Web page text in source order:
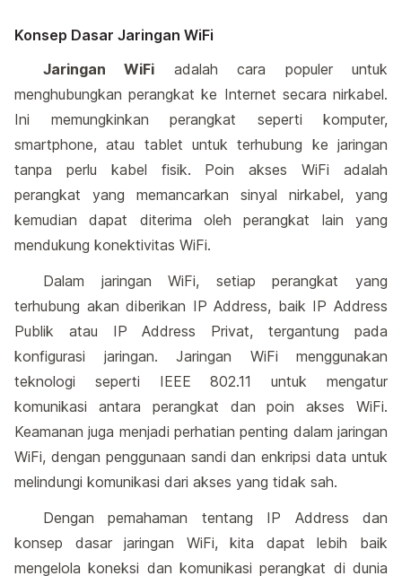
Konsep Dasar Jaringan WiFi
Jaringan WiFi adalah cara populer untuk
menghubungkan perangkat ke Internet secara nirkabel.
Ini memungkinkan perangkat seperti komputer,
smartphone, atau tablet untuk terhubung ke jaringan
tanpa perlu kabel fisik. Poin akses WiFi adalah
perangkat yang memancarkan sinyal nirkabel, yang
kemudian dapat diterima oleh perangkat lain yang
mendukung konektivitas WiFi.
Dalam jaringan WiFi, setiap perangkat yang
terhubung akan diberikan IP Address, baik IP Address
Publik atau IP Address Privat, tergantung pada
konfigurasi jaringan. Jaringan WiFi menggunakan
teknologi seperti IEEE 802.11 untuk mengatur
komunikasi antara perangkat dan poin akses WiFi.
Keamanan juga menjadi perhatian penting dalam jaringan
WiFi, dengan penggunaan sandi dan enkripsi data untuk
melindungi komunikasi dari akses yang tidak sah.
Dengan pemahaman tentang IP Address dan
konsep dasar jaringan WiFi, kita dapat lebih baik
mengelola koneksi dan komunikasi perangkat di dunia